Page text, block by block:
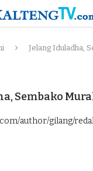
Jelang Iduladha,
Sembako
author/gilang/